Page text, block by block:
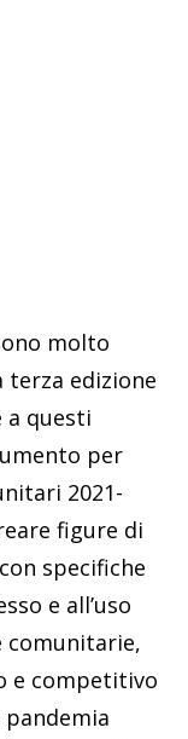
molto
edizione
a questi
per
2021-
figure di
specifiche
e all’uso
comunitarie,
e competitivo